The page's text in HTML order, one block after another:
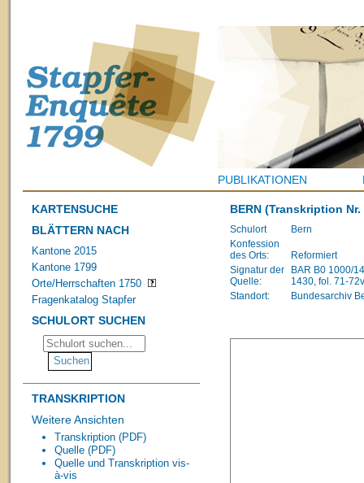
PUBLIKATIONEN
KARTENSUCHE
BLÄTTERN NACH
Kantone 2015
Kantone 1799
Orte/Herrschaften 1750
Fragenkatalog Stapfer
SCHULORT SUCHEN
TRANSKRIPTION
Weitere Ansichten
Transkription (PDF)
Quelle (PDF)
Quelle und Transkription vis-
à-vis
BERN (Transkription Nr.
Schulort
Bern
Konfession
des Orts:
Reformiert
Signatur der
Quelle:
BAR B0 1000/
1430, fol. 71-72v
Standort:
Bundesarchiv